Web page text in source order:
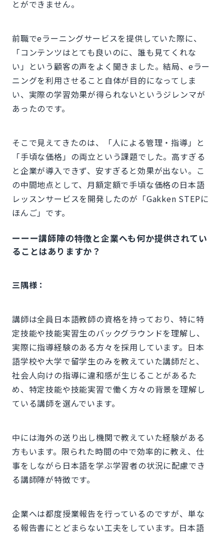
とができません。
前職でeラーニングサービスを提供していた際に、
「コンテンツはとても良いのに、誰も見てくれな
い」という顧客の声をよく聞きました。結局、eラー
ニングを利用させること自体が目的になってしま
い、実際の学習効果が得られないというジレンマが
あったのです。
そこで見えてきたのは、「人による管理・指導」と
「手頃な価格」の両立という課題でした。高すぎる
と企業が導入できず、安すぎると効果が出ない。こ
の中間地点として、月額定額で手頃な価格の日本語
レッスンサービスを開発したのが「Gakken STEPに
ほんご」です。
ーーー講師陣の特徴と企業へも何か提供されてい
ることはありますか？
三隅様：
講師は全員日本語教師の資格を持っており、特に特
定技能や技能実習生のバックグラウンドを理解し、
実際に指導経験のある方々を採用しています。日本
語学校や大学で留学生のみを教えていた講師だと、
社会人向けの指導に違和感が生じることがあるた
め、特定技能や技能実習で働く方々の背景を理解し
ている講師を選んでいます。
中には海外の送り出し機関で教えていた経験がある
方もいます。限られた時間の中で効率的に教え、仕
事をしながら日本語を学ぶ学習者の状況に配慮でき
る講師陣が特徴です。
企業へは都度授業報告を行っているのですが、単な
る報告書にとどまらない工夫をしています。日本語